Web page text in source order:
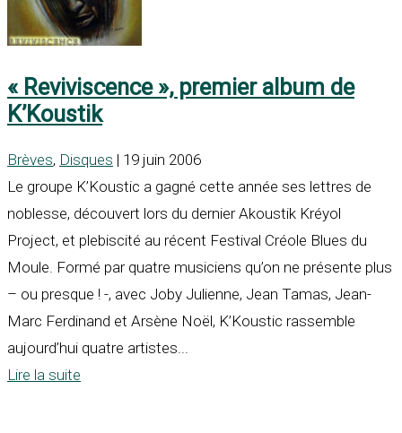
« Reviviscence », premier album de
K’Koustik
Brèves, Disques | 19 juin 2006
Le groupe K’Koustic a gagné cette année ses lettres de
noblesse, découvert lors du dernier Akoustik Kréyol
Project, et plebiscité au récent Festival Créole Blues du
Moule. Formé par quatre musiciens qu’on ne présente plus
– ou presque ! -, avec Joby Julienne, Jean Tamas, Jean-
Marc Ferdinand et Arsène Noël, K’Koustic rassemble
aujourd’hui quatre artistes...
Lire la suite